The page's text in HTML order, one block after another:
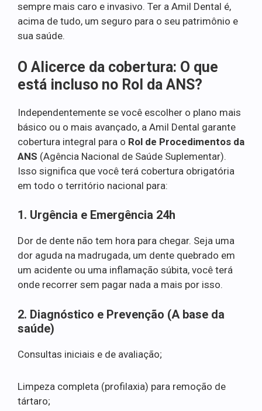
sempre mais caro e invasivo. Ter a Amil Dental é,
acima de tudo, um seguro para o seu patrimônio e
sua saúde.
O Alicerce da cobertura: O que
está incluso no Rol da ANS?
Independentemente se você escolher o plano mais
básico ou o mais avançado, a Amil Dental garante
cobertura integral para o Rol de Procedimentos da
ANS (Agência Nacional de Saúde Suplementar).
Isso significa que você terá cobertura obrigatória
em todo o território nacional para:
1. Urgência e Emergência 24h
Dor de dente não tem hora para chegar. Seja uma
dor aguda na madrugada, um dente quebrado em
um acidente ou uma inflamação súbita, você terá
onde recorrer sem pagar nada a mais por isso.
2. Diagnóstico e Prevenção (A base da
saúde)
Consultas iniciais e de avaliação;
Limpeza completa (profilaxia) para remoção de
tártaro;